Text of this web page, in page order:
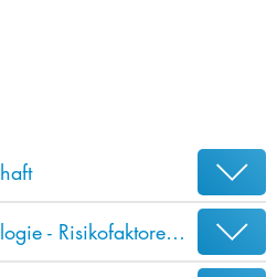
Psychiatrische Epidemiologie - Risikofaktoren und Outcomes